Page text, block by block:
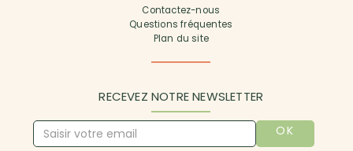
Contactez-nous
Questions fréquentes
Plan du site
RECEVEZ NOTRE NEWSLETTER
OK